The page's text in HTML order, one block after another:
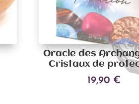
Oracle des
Cristaux de
19,90 €